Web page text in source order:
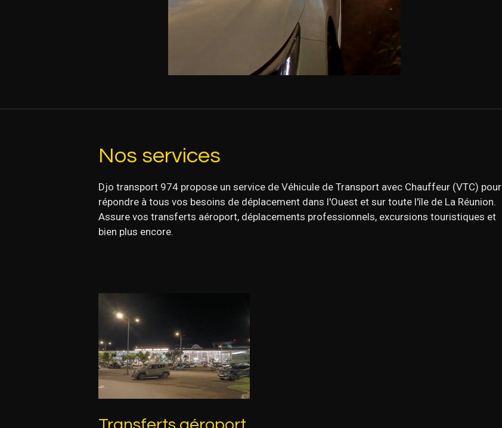
Nos services
Djo transport 974 propose un service de Véhicule de Transport avec Chauffeur (VTC) pour
répondre à tous vos besoins de déplacement dans l'Ouest et sur toute l'île de La Réunion.
Assure vos transferts aéroport, déplacements professionnels, excursions touristiques et
bien plus encore.